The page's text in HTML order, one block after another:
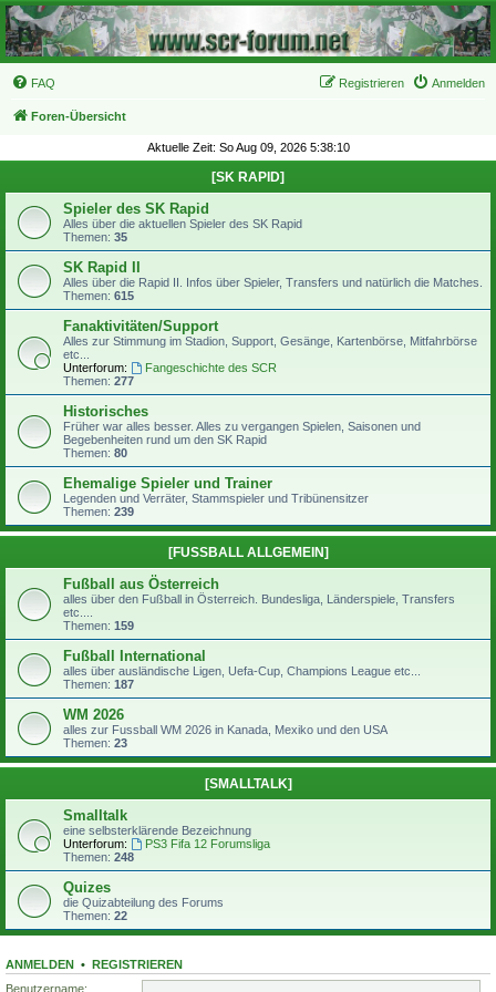
FAQ Anmelden
Registrieren
Foren-Übersicht
Aktuelle Zeit: So Aug 09, 2026 5:38:10
[SK RAPID]
Spieler des SK Rapid
Alles über die aktuellen Spieler des SK Rapid
Themen: 35
SK Rapid II
Alles über die Rapid II. Infos über Spieler, Transfers und natürlich die Matches.
Themen: 615
Fanaktivitäten/Support
Alles zur Stimmung im Stadion, Support, Gesänge, Kartenbörse, Mitfahrbörse
etc...
Unterforum:
Fangeschichte des SCR
Themen: 277
Historisches
Früher war alles besser. Alles zu vergangen Spielen, Saisonen und
Begebenheiten rund um den SK Rapid
Themen: 80
Ehemalige Spieler und Trainer
Legenden und Verräter, Stammspieler und Tribünensitzer
Themen: 239
[FUSSBALL ALLGEMEIN]
Fußball aus Österreich
alles über den Fußball in Österreich. Bundesliga, Länderspiele, Transfers
etc....
Themen: 159
Fußball International
alles über ausländische Ligen, Uefa-Cup, Champions League etc...
Themen: 187
WM 2026
alles zur Fussball WM 2026 in Kanada, Mexiko und den USA
Themen: 23
[SMALLTALK]
Smalltalk
eine selbsterklärende Bezeichnung
Unterforum:
PS3 Fifa 12 Forumsliga
Themen: 248
Quizes
die Quizabteilung des Forums
Themen: 22
ANMELDEN • REGISTRIEREN
Benutzername: